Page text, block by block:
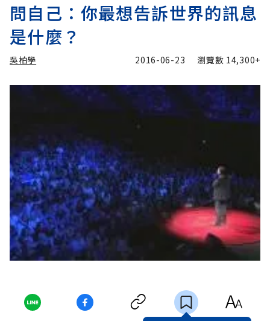
問自己：你最想告訴世界的訊息
是什麼？
吳柏學 2016-06-23 瀏覽數 14,300+